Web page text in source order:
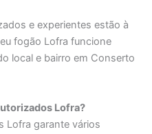
e experientes estão à
fogão Lofra funcione
local e bairro em Conserto
Lofra?
Lofra garante vários